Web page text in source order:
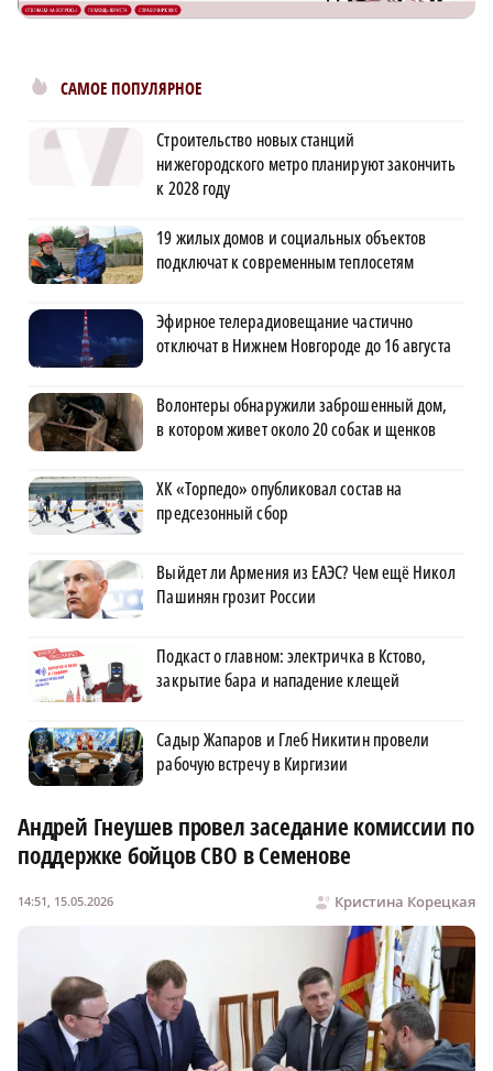
САМОЕ ПОПУЛЯРНОЕ
Строительство новых станций
нижегородского метро планируют закончить
к 2028 году
19 жилых домов и социальных объектов
подключат к современным теплосетям
Эфирное телерадиовещание частично
отключат в Нижнем Новгороде до 16 августа
Волонтеры обнаружили заброшенный дом,
в котором живет около 20 собак и щенков
ХК «Торпедо» опубликовал состав на
предсезонный сбор
Выйдет ли Армения из ЕАЭС? Чем ещё Никол
Пашинян грозит России
Подкаст о главном: электричка в Кстово,
закрытие бара и нападение клещей
Садыр Жапаров и Глеб Никитин провели
рабочую встречу в Киргизии
Андрей Гнеушев провел заседание комиссии по
поддержке бойцов СВО в Семенове
Кристина Корецкая
14:51, 15.05.2026